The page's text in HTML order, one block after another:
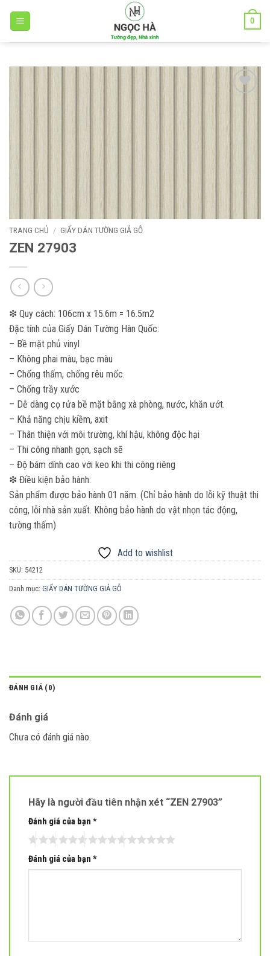
0
TRANG CHỦ / GIẤY DÁN TƯỜNG GIẢ GỖ
ZEN 27903
❇ Quy cách: 106cm x 15.6m = 16.5m2
Đặc tính của Giấy Dán Tường Hàn Quốc:
– Bề mặt phủ vinyl
– Không phai màu, bạc màu
– Chống thấm, chống rêu mốc.
– Chống trầy xước
– Dễ dàng cọ rửa bề mặt bằng xà phòng, nước, khăn ướt.
– Khả năng chịu kiềm, axit
– Thân thiện với môi trường, khí hậu, không độc hại
– Thi công nhanh gọn, sạch sẽ
– Độ bám dính cao với keo khi thi công riêng
❇ Điều kiện bảo hành:
Sản phẩm được bảo hành 01 năm. (Chỉ bảo hành do lỗi kỹ thuật thi
công, lỗi nhà sản xuất. Không bảo hành do vật nhọn tác động,
tường thấm)
Add to wishlist
SKU: 54212
Danh mục: GIẤY DÁN TƯỜNG GIẢ GỖ
ĐÁNH GIÁ (0)
Đánh giá
Chưa có đánh giá nào.
Hãy là người đầu tiên nhận xét “ZEN 27903”
Đánh giá của bạn *
Đánh giá của bạn *